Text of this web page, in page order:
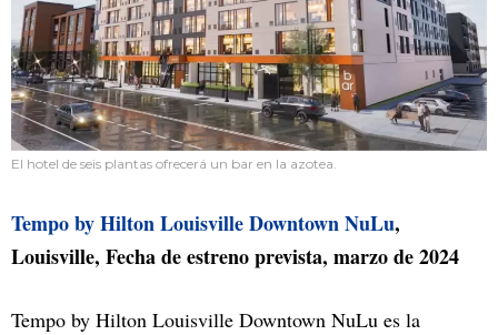
El hotel de seis plantas ofrecerá un bar en la azotea.
Tempo by Hilton Louisville Downtown NuLu,
Louisville, Fecha de estreno prevista, marzo de 2024
Tempo by Hilton Louisville Downtown NuLu es la